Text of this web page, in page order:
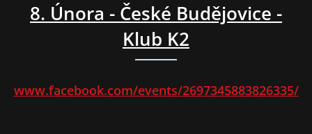
8. Února - České Budějovice -
Klub K2
www.facebook.com/events/2697345883826335/